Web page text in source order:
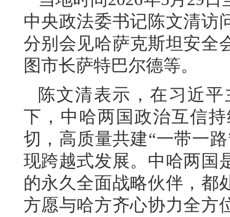
中央政法委书记陈文清访
分别会见哈萨克斯坦安全
图市长萨特巴尔德等。
陈文清表示，在习近
下，中哈两国政治互信
切，高质量共建“一带一
现跨越式发展。中哈两国
的永久全面战略伙伴，都
方愿与哈方齐心协力全方